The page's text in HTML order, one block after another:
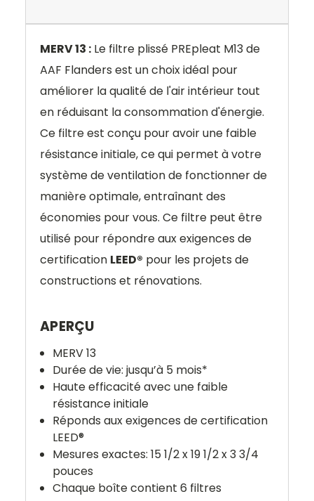
MERV 13 : Le filtre plissé PREpleat M13 de
AAF Flanders est un choix idéal pour
améliorer la qualité de l'air intérieur tout
en réduisant la consommation d'énergie.
Ce filtre est conçu pour avoir une faible
résistance initiale, ce qui permet à votre
système de ventilation de fonctionner de
manière optimale, entraînant des
économies pour vous. Ce filtre peut être
utilisé pour répondre aux exigences de
certification LEED® pour les projets de
constructions et rénovations.
APERÇU
MERV 13
Durée de vie: jusqu’à 5 mois*
Haute efficacité avec une faible
résistance initiale
Réponds aux exigences de certification
LEED®
Mesures exactes: 15 1/2 x 19 1/2 x 3 3/4
pouces
Chaque boîte contient 6 filtres